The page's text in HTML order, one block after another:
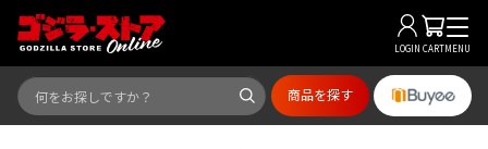
LOGIN CARTMENU
商品を探す